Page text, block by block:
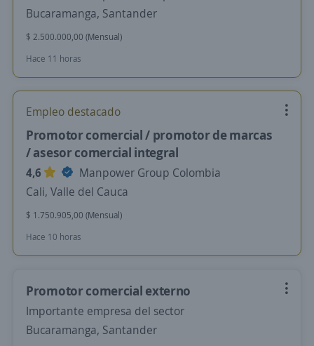
Bucaramanga, Santander
$ 2.500.000,00 (Mensual)
Hace 11 horas
Empleo destacado
Promotor comercial / promotor de marcas
/ asesor comercial integral
4,6
Manpower Group Colombia
Cali, Valle del Cauca
$ 1.750.905,00 (Mensual)
Hace 10 horas
Promotor comercial externo
Importante empresa del sector
Bucaramanga, Santander